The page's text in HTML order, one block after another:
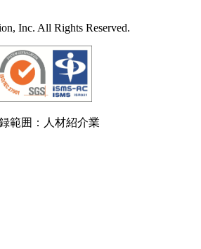
Inc. All Rights Reserved.
範囲：人材紹介業